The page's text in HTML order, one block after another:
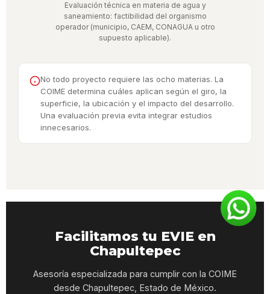
Evaluación técnica en materia de agua y
saneamiento: factibilidad del organismo
operador (municipio, CAEM, CONAGUA u otro
supuesto aplicable).
No todo proyecto requiere las ocho materias. La
COIME determina cuáles aplican según el giro, la
superficie, la ubicación y el impacto del desarrollo.
Una evaluación previa evita integrar estudios
innecesarios.
Facilitamos tu EVIE en
Chapultepec
Asesoría especializada para cumplir con la COIME
desde Chapultepec, Estado de México.